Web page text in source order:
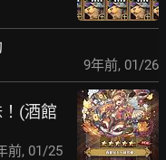
9年前, 01/26
(酒館
前, 01/25